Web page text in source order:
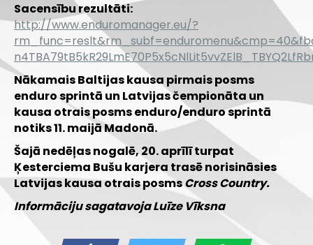
Sacensību rezultāti:
http://www.enduromanager.eu/?
Nākamais Baltijas kausa pirmais posms
enduro sprintā un Latvijas čempionāta un
kausa otrais posms enduro/enduro sprintā
notiks 11. maijā Madonā.
Šajā nedēļas nogalē, 20. aprīlī turpat
Ķesterciema Bušu karjera trasē norisināsies
Latvijas kausa otrais posmsCross Country.
Informāciju sagatavoja Luīze Vīksna